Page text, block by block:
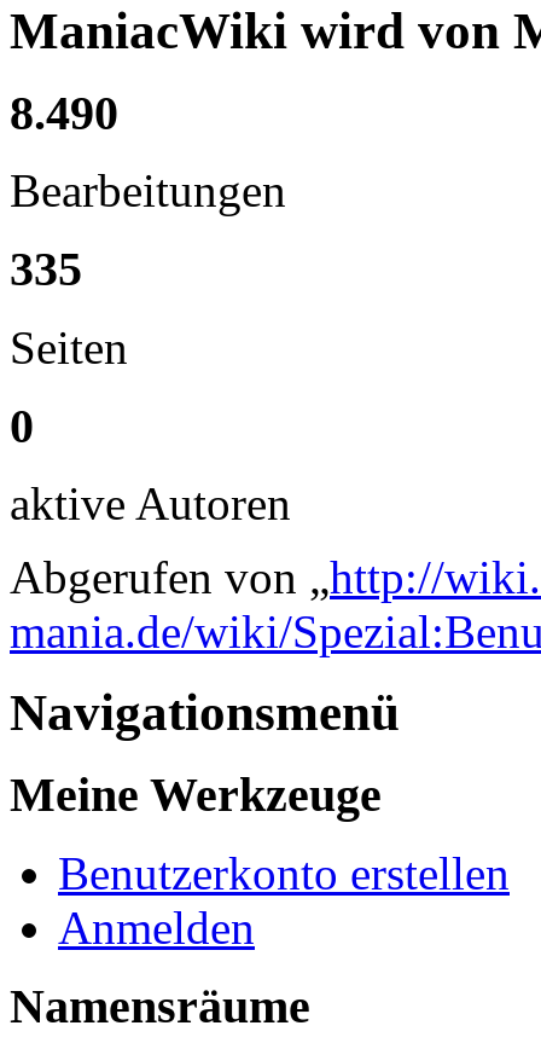
ManiacWiki wird von
8.490
Bearbeitungen
335
Seiten
0
aktive Autoren
Abgerufen von „http://
mania.de/wiki/
Navigationsmenü
Meine Werkzeuge
Benutzerkonto erstellen
Anmelden
Namensräume